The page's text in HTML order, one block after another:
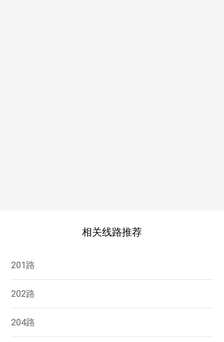
相关线路推荐
201路
202路
204路